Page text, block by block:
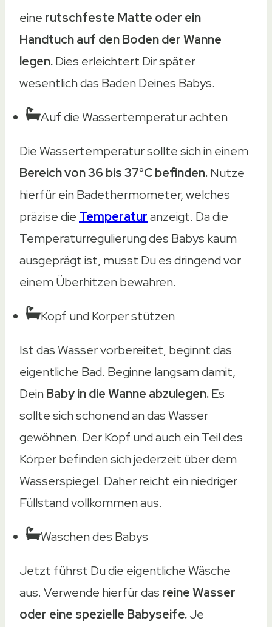
eine rutschfeste Matte oder ein
Handtuch auf den Boden der Wanne
legen.Dies erleichtert Dir später
wesentlich das Baden Deines Babys.
Auf die Wassertemperatur achten
Die Wassertemperatur sollte sich in einem
Bereich von 36 bis 37°C befinden.Nutze
hierfür ein Badethermometer, welches
präzise die Temperaturanzeigt. Da die
Temperaturregulierung des Babys kaum
ausgeprägt ist, musst Du es dringend vor
einem Überhitzen bewahren.
Kopf und Körper stützen
Ist das Wasser vorbereitet, beginnt das
eigentliche Bad. Beginne langsam damit,
DeinBaby in die Wanne abzulegen.Es
sollte sich schonend an das Wasser
gewöhnen. Der Kopf und auch ein Teil des
Körper befinden sich jederzeit über dem
Wasserspiegel. Daher reicht ein niedriger
Füllstand vollkommen aus.
Waschen des Babys
Jetzt führst Du die eigentliche Wäsche
aus. Verwende hierfür das reine Wasser
oder eine spezielle Babyseife.Je